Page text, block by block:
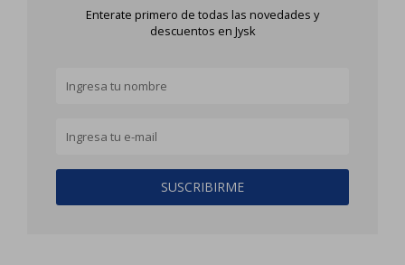
Enterate primero de todas las novedades y
descuentos en Jysk
SUSCRIBIRME